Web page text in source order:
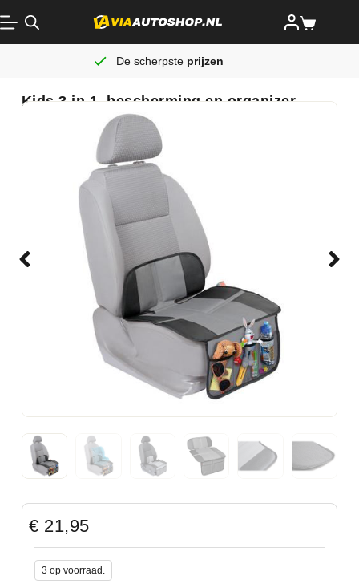
De scherpste prijzen
Kids 3 in 1, bescherming en organizer
€ 21,95
3 op voorraad.